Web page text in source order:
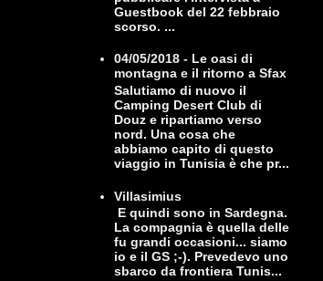
Guestbook del 22 febbraio
scorso. ...
04/05/2018 - Le oasi di
montagna e il ritorno a Sfax
Salutiamo di nuovo il
Camping Desert Club di
Douz e ripartiamo verso
nord. Una cosa che
abbiamo capito di questo
viaggio in Tunisia è che pr...
Villasimius
E quindi sono in Sardegna.
La compagnia è quella delle
fu grandi occasioni... siamo
io e il GS ;-). Prevedevo uno
sbarco da frontiera Tunis...